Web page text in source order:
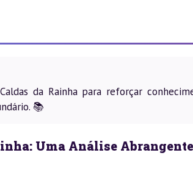
da Rainha para reforçar
📚
Uma Análise Abrangente